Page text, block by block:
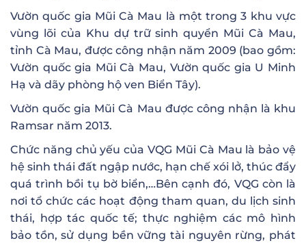
Vườn quốc gia Mũi Cà Mau là một trong 3 khu vực
vùng lõi của Khu dự trữ sinh quyển Mũi Cà Mau,
tỉnh Cà Mau, được công nhận năm 2009 (bao gồm:
Vườn quốc gia Mũi Cà Mau, Vườn quốc gia U Minh
Hạ và dãy phòng hộ ven Biển Tây).
Vườn quốc gia Mũi Cà Mau được công nhận là khu
Ramsar năm 2013.
Chức năng chủ yếu của VQG Mũi Cà Mau là bảo vệ
hệ sinh thái đất ngập nước, hạn chế xói lở, thúc đẩy
quá trình bồi tụ bờ biển,…Bên cạnh đó, VQG còn là
nơi tổ chức các hoạt động tham quan, du lịch sinh
thái, hợp tác quốc tế; thực nghiệm các mô hình
bảo tồn, sử dụng bền vững tài nguyên rừng, phát